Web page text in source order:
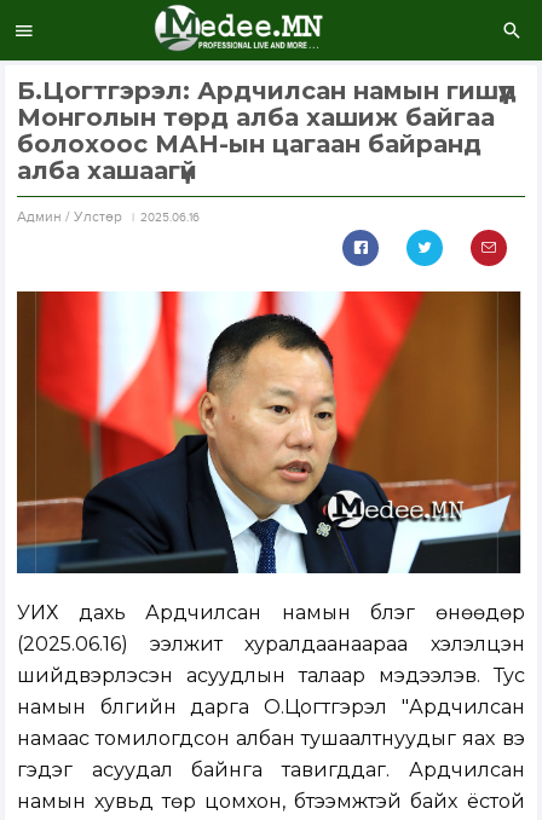
Б.Цогтгэрэл: Ардчилсан намын гишүүд
Монголын төрд алба хашиж байгаа
болохоос МАН-ын цагаан байранд
алба хашаагүй
Aдмин / Улстөр 2025.06.16
УИХ дахь Ардчилсан намын бүлэг өнөөдөр
(2025.06.16) ээлжит хуралдаанаараа хэлэлцэн
шийдвэрлэсэн асуудлын талаар мэдээлэв. Тус
намын бүлгийн дарга О.Цогтгэрэл "Ардчилсан
намаас томилогдсон албан тушаалтнуудыг яах вэ
гэдэг асуудал байнга тавигддаг. Ардчилсан
намын хувьд төр цомхон, бүтээмжтэй байх ёстой